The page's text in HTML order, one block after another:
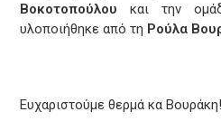
Βοκοτοπούλου και την
υλοποιήθηκε από τη Ρούλα
Ευχαριστούμε θερμά κα